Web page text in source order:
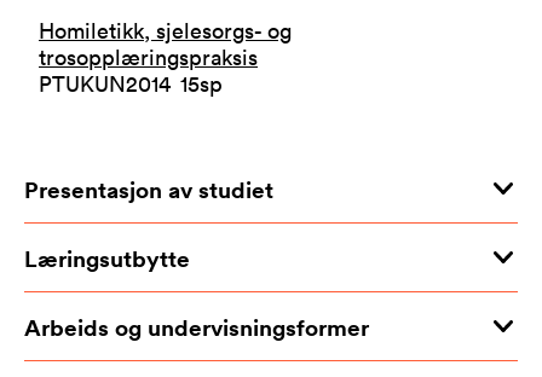
Homiletikk, sjelesorgs- og
trosopplæringspraksis
PTUKUN2014 15sp
Presentasjon av studiet
Læringsutbytte
Arbeids og undervisningsformer